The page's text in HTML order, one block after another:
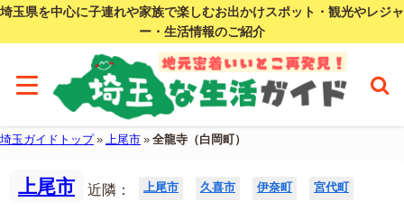
埼玉県を中心に子連れや家族で楽しむお出かけスポット・観光やレジャ
ー・生活情報のご紹介
埼玉ガイドトップ» 上尾市 » 全龍寺（白岡町）
上尾市 近隣： 上尾市 久喜市 伊奈町 宮代町